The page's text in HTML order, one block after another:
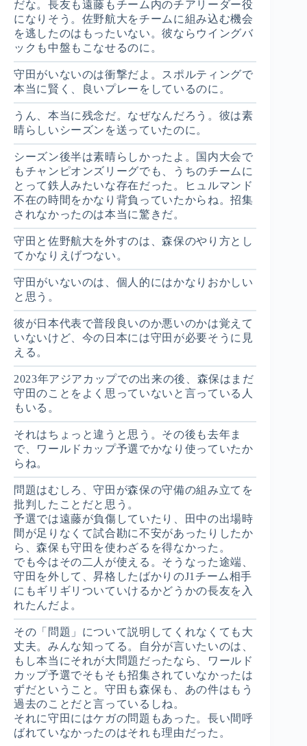
だな。長友も遠藤もチーム内のチアリーダー役
になりそう。佐野航大をチームに組み込む機会
を逃したのはもったいない。彼ならウイングバ
ックも中盤もこなせるのに。
守田がいないのは衝撃だよ。スポルティングで
本当に賢く、良いプレーをしているのに。
うん、本当に残念だ。なぜなんだろう。彼は素
晴らしいシーズンを送っていたのに。
シーズン後半は素晴らしかったよ。国内大会で
もチャンピオンズリーグでも、うちのチームに
とって鉄人みたいな存在だった。ヒュルマンド
不在の時間をかなり背負っていたからね。招集
されなかったのは本当に驚きだ。
守田と佐野航大を外すのは、森保のやり方とし
てかなりえげつない。
守田がいないのは、個人的にはかなりおかしい
と思う。
彼が日本代表で普段良いのか悪いのかは覚えて
いないけど、今の日本には守田が必要そうに見
える。
2023年アジアカップでの出来の後、森保はまだ
守田のことをよく思っていないと言っている人
もいる。
それはちょっと違うと思う。その後も去年ま
で、ワールドカップ予選でかなり使っていたか
らね。
問題はむしろ、守田が森保の守備の組み立てを
批判したことだと思う。
予選では遠藤が負傷していたり、田中の出場時
間が足りなくて試合勘に不安があったりしたか
ら、森保も守田を使わざるを得なかった。
でも今はその二人が使える。そうなった途端、
守田を外して、昇格したばかりのJ1チーム相手
にもギリギリついていけるかどうかの長友を入
れたんだよ。
その「問題」について説明してくれなくても大
丈夫。みんな知ってる。自分が言いたいのは、
もし本当にそれが大問題だったなら、ワールド
カップ予選でそもそも招集されていなかったは
ずだということ。守田も森保も、あの件はもう
過去のことだと言っているしね。
それに守田にはケガの問題もあった。長い間呼
ばれていなかったのはそれも理由だった。